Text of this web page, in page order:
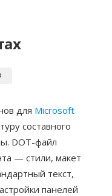
для Microsoft
составного
DOT-файл
— стили, макет
текст,
панелей